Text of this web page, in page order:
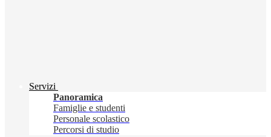
Servizi
Panoramica
Famiglie e studenti
Personale scolastico
Percorsi di studio